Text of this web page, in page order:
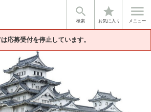

検索
star
お気に入り

メニュー
応募受付を停止しています。
法人情報